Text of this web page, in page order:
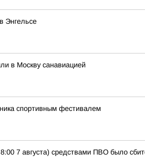
Энгельсе
в Москву санавиацией
спортивным фестивалем
7 августа) средствами ПВО было